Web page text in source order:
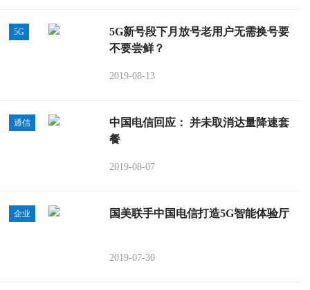
5G
5G新号段下月放号老用户无需换号要
不要尝鲜？
2019-08-13
通信
中国电信回应： 并未取消达量降速套
餐
2019-08-07
企业 国美联手中国电信打造5G智能体验厅
2019-07-30